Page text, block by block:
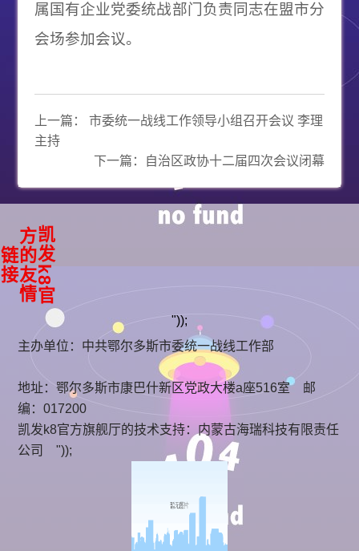
属国有企业党委统战部门负责同志在盟市分
会场参加会议。
上一篇：市委统一战线工作领导小组召开会议 李理
主持
下一篇：
自治区政协十二届四次会议闭幕
凯
k
8
官
方
友
情
"));
主办单位：中共鄂尔多斯市委统一战线工作部
地址：鄂尔多斯市康巴什新区党政大楼a座516室 邮
编：017200
凯发k8官方旗舰厅的技术支持： 内蒙古海瑞科技有限责任
公司
"));